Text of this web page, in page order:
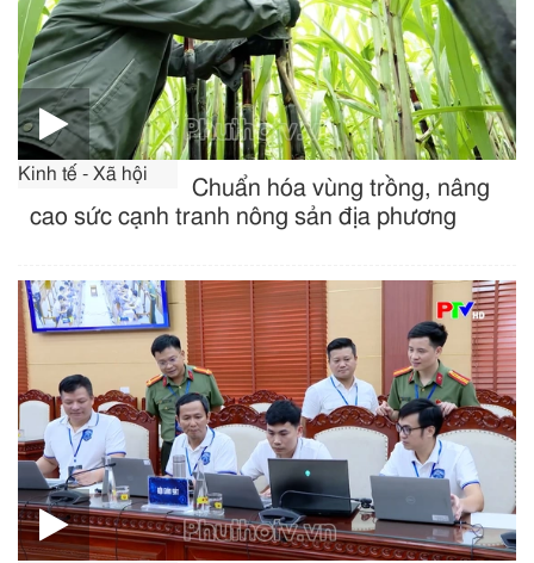
Kinh tế - Xã hội
Chuẩn hóa vùng trồng, nâng
cao sức cạnh tranh nông sản địa phương